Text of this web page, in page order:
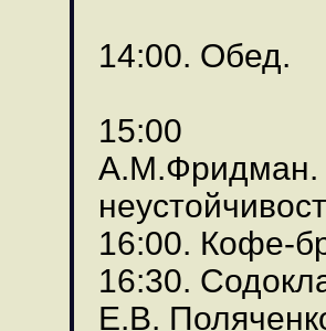
14:00. Обед.
15:00
А.М.Фридман.
16:00. Кофе-
16:30.
Е.В.